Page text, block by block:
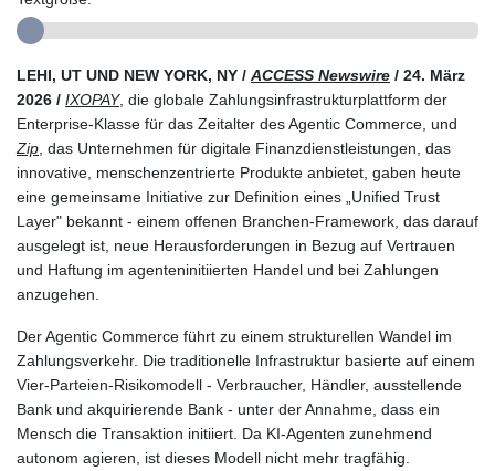
LEHI, UT UND NEW YORK, NY / ACCESS Newswire / 24. März
2026 / IXOPAY, die globale Zahlungsinfrastrukturplattform der
Enterprise-Klasse für das Zeitalter des Agentic Commerce, und
Zip , das Unternehmen für digitale Finanzdienstleistungen, das
innovative, menschenzentrierte Produkte anbietet, gaben heute
eine gemeinsame Initiative zur Definition eines „Unified Trust
Layer" bekannt - einem offenen Branchen-Framework, das darauf
ausgelegt ist, neue Herausforderungen in Bezug auf Vertrauen
und Haftung im agenteninitiierten Handel und bei Zahlungen
anzugehen.
Der Agentic Commerce führt zu einem strukturellen Wandel im
Zahlungsverkehr. Die traditionelle Infrastruktur basierte auf einem
Vier-Parteien-Risikomodell - Verbraucher, Händler, ausstellende
Bank und akquirierende Bank - unter der Annahme, dass ein
Mensch die Transaktion initiiert. Da KI-Agenten zunehmend
autonom agieren, ist dieses Modell nicht mehr tragfähig.